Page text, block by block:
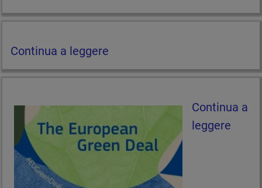
Continua a leggere
Continua a
leggere